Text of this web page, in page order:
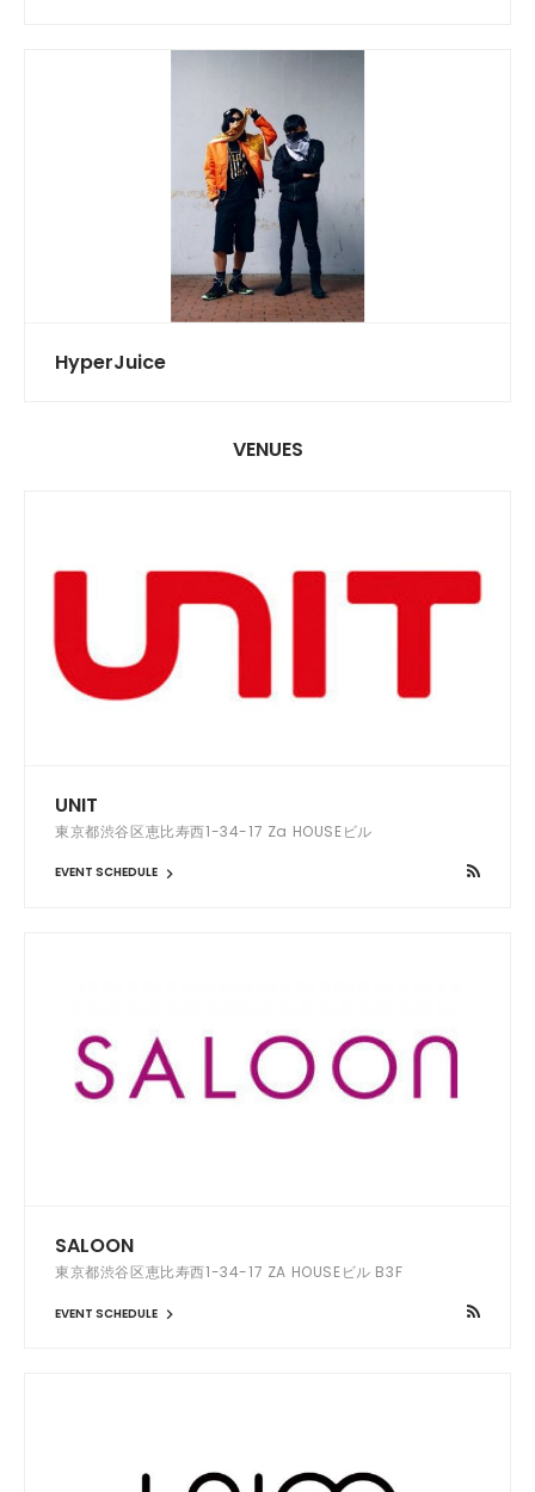
HyperJuice
VENUES
UNIT
東京都渋谷区恵比寿西1-34-17 Za HOUSEビル
EVENT SCHEDULE
SALOON
東京都渋谷区恵比寿西1-34-17 ZA HOUSEビル B3F
EVENT SCHEDULE